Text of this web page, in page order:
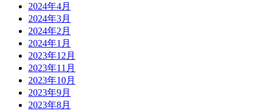
2024年4月
2024年3月
2024年2月
2024年1月
2023年12月
2023年11月
2023年10月
2023年9月
2023年8月